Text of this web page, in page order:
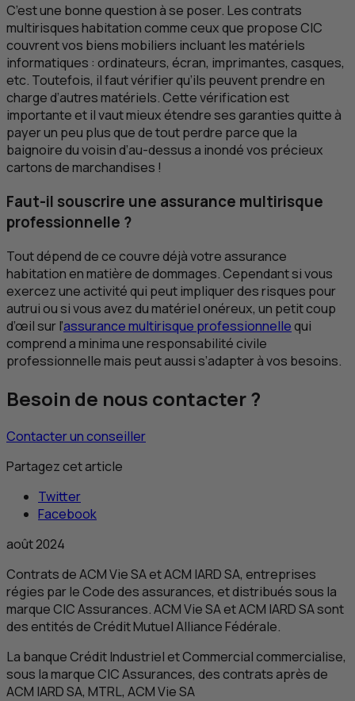
C’est une bonne question à se poser. Les contrats
multirisques habitation comme ceux que proposeCIC
couvrent vos biens mobiliers incluant les matériels
informatiques : ordinateurs, écran, imprimantes, casques,
etc. Toutefois, il faut vérifier qu’ils peuvent prendre en
charge d’autres matériels. Cette vérification est
importante et il vaut mieux étendre ses garanties quitte à
payer un peu plus que de tout perdre parce que la
baignoire du voisin d’au-dessus a inondé vos précieux
cartons de marchandises !
Faut-il souscrire une assurance multirisque
professionnelle ?
Tout dépend de ce couvre déjà votre assurance
habitation en matière de dommages. Cependant si vous
exercez une activité qui peut impliquer des risques pour
autrui ou si vous avez du matériel onéreux, un petit coup
d’œil sur l’assurance multirisque professionnellequi
comprend a minima une responsabilité civile
professionnelle mais peut aussi s’adapter à vos besoins.
Besoin de nous contacter ?
Contacter un conseiller
Partagez cet article
Twitter
Facebook
août 2024
Contrats deACMVieSAetACM IARD SA, entreprises
régies par le Code des assurances, et distribués sous la
marqueCICAssurances.ACMVieSAetACM IARD SAsont
des entités de Crédit Mutuel Alliance Fédérale.
La banque Crédit Industriel et Commercial commercialise,
sous la marqueCICAssurances, des contrats après de
ACM IARDSA, MTRL, ACMVieSA